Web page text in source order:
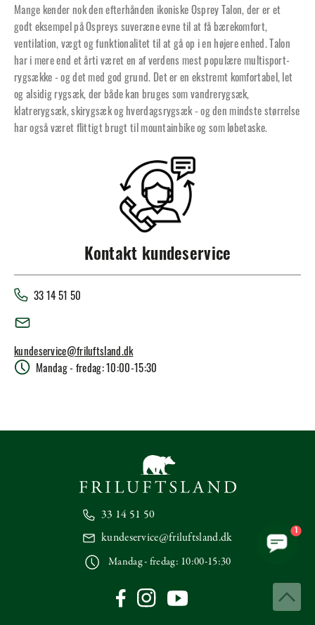
Mange kender nok den efterhånden ikoniske Osprey Talon, der er et
godt eksempel på Ospreys suveræne evne til at få bærekomfort,
ventilation, vægt og funktionalitet til at gå op i en højere enhed. Talon
har i mere end et årti været en af verdens mest populære multisport-
rygsække - og det med god grund. Det er en ekstremt komfortabel, let
og alsidig rygsæk, der både kan bruges som vandrerygsæk,
klatrerygsæk, skirygsæk og hverdagsrygsæk - og den mindste størrelse
har også været flittigt brugt til mountainbike og som løbetaske.
Kontakt kundeservice
33 14 51 50
kundeservice@friluftsland.dk
Mandag - fredag: 10:00-15:30
33 14 51 50
kundeservice@friluftsland.dk
Mandag - fredag: 10:00-15:30
1